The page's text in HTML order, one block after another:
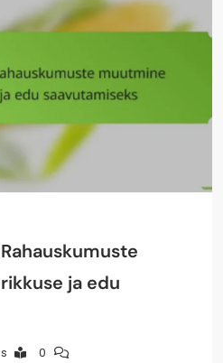
ja edu
0